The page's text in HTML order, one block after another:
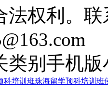
法权利。
类别 手机版
科培训班珠海留学预科培训班